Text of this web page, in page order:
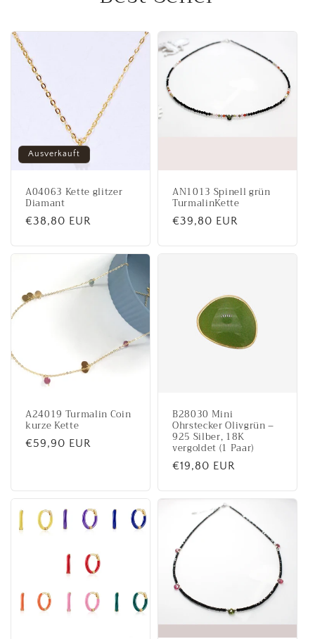
Ausverkauft
A04063 Kette glitzer
Diamant
Normaler
€38,80 EUR
AN1013 Spinell grün
TurmalinKette
Normaler
€39,80 EUR
A24019 Turmalin Coin
kurze Kette
Normaler
€59,90 EUR
B28030 Mini
Ohrstecker Olivgrün –
925 Silber, 18K
vergoldet (1 Paar)
Normaler
€19,80 EUR